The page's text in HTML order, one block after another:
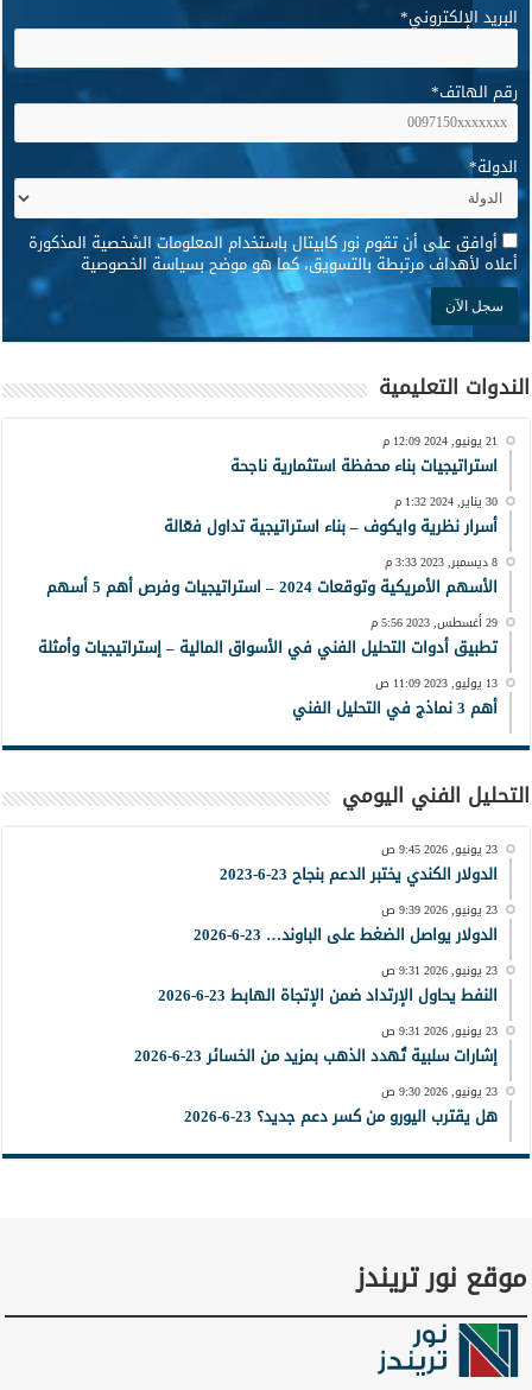
البريد الإلكتروني*
رقم الهاتف*
الدولة*
* أوافق على أن تقوم نور كابيتال باستخدام المعلومات الشخصية المذكورة
أعلاه لأهداف مرتبطة بالتسويق، كما هو موضح بسياسة الخصوصية
الندوات التعليمية
21 يونيو, 2024 12:09 م
استراتيجيات بناء محفظة استثمارية ناجحة
30 يناير, 2024 1:32 م
أسرار نظرية وايكوف – بناء استراتيجية تداول فعّالة
8 ديسمبر, 2023 3:33 م
الأسهم الأمريكية وتوقعات 2024 – استراتيجيات وفرص أهم 5 أسهم
29 أغسطس, 2023 5:56 م
تطبيق أدوات التحليل الفني في الأسواق المالية – إستراتيجيات وأمثلة
13 يوليو, 2023 11:09 ص
أهم 3 نماذج في التحليل الفني
التحليل الفني اليومي
23 يونيو, 2026 9:45 ص
الدولار الكندي يختبر الدعم بنجاح 23-6-2023
23 يونيو, 2026 9:39 ص
الدولار يواصل الضغط على الباوند… 23-6-2026
23 يونيو, 2026 9:31 ص
النفط يحاول الإرتداد ضمن الإتجاة الهابط 23-6-2026
23 يونيو, 2026 9:31 ص
إشارات سلبية تُهدد الذهب بمزيد من الخسائر 23-6-2026
23 يونيو, 2026 9:30 ص
هل يقترب اليورو من كسر دعم جديد؟ 23-6-2026
موقع نور تريندز